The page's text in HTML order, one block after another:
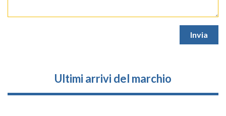
Ultimi arrivi del marchio